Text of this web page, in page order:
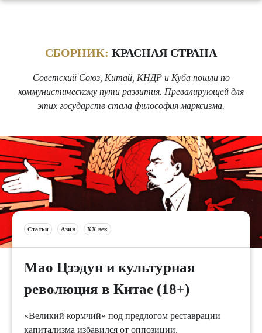
СБОРНИК: КРАСНАЯ СТРАНА
Советский Союз, Китай, КНДР и Куба пошли по
коммунистическому пути развития. Превалирующей для
этих государств стала философия марксизма.
Статьи Азия XX век
Мао Цзэдун и культурная
революция в Китае (18+)
«Великий кормчий» под предлогом реставрации
капитализма избавился от оппозиции,